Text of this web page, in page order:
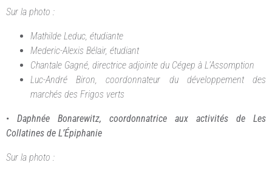
Sur la photo :
Mathilde Leduc, étudiante
Mederic-Alexis Bélair, étudiant
Chantale Gagné, directrice adjointe du Cégep à L’Assomption
Luc-André Biron, coordonnateur du développement des
marchés des Frigos verts
• Daphnée Bonarewitz, coordonnatrice aux activités de Les
Collatines de L’Épiphanie
Sur la photo :